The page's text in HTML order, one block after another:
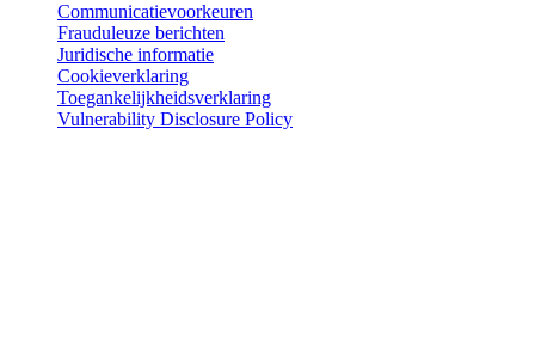
Communicatievoorkeuren
Frauduleuze berichten
Juridische informatie
Cookieverklaring
Toegankelijkheidsverklaring
Vulnerability Disclosure Policy